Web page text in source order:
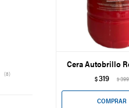
Cera Autobrillo
$319 $399
(8)